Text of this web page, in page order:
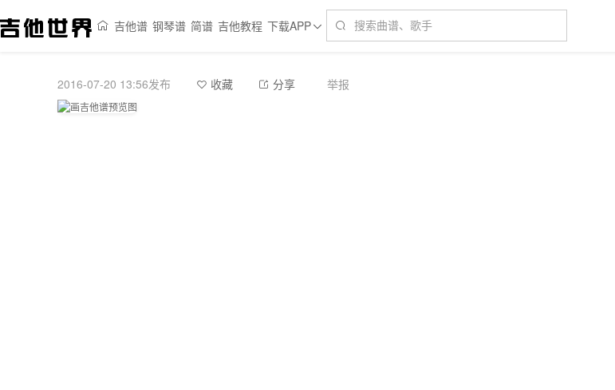
吉他谱 钢琴谱 简谱 吉他教程 下载APP
2016-07-20 13:56发布 收藏 分享 举报